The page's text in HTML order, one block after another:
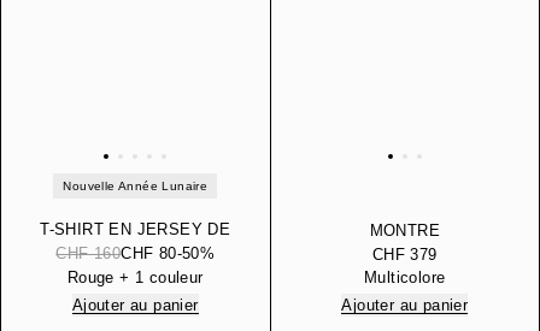
Nouvelle Année Lunaire
T-SHIRT EN JERSEY DE
LYOCELL MÉLANGÉ À
MOTIF D’AIGLE DU
NOUVEL AN LUNAIRE
CHF 160CHF 80-50%
Rouge + 1 couleur
Ajouter au panier
MONTRE
CHRONOGRAPHE EN
CÉRAMIQUE NOIRE
CHF 379
Multicolore
Ajouter au panier